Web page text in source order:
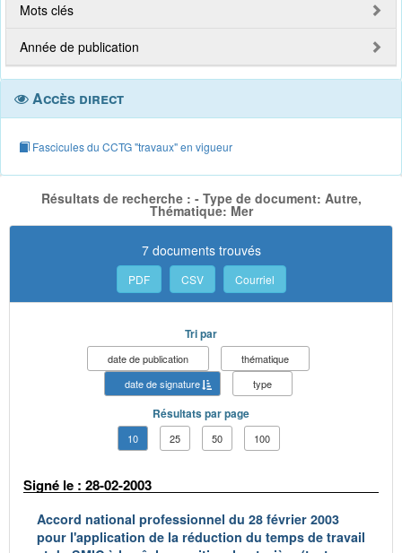
Mots clés
Année de publication
Accès direct
Fascicules du CCTG "travaux" en vigueur
Résultats de recherche : - Type de document: Autre,
Thématique: Mer
7 documents trouvés
PDF CSV Courriel
Tri par
date de publication
thématique
date de signature
type
Résultats par page
10 25 50 100
Signé le : 28-02-2003
Accord national professionnel du 28 février 2003
pour l'application de la réduction du temps de travail